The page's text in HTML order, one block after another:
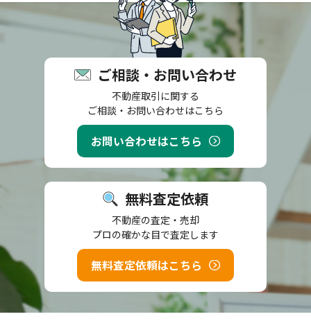
ご相談・お問い合わせ
不動産取引に関する
ご相談・お問い合わせはこちら
お問い合わせはこちら
無料査定依頼
不動産の査定・売却
プロの確かな目で査定します
無料査定依頼はこちら